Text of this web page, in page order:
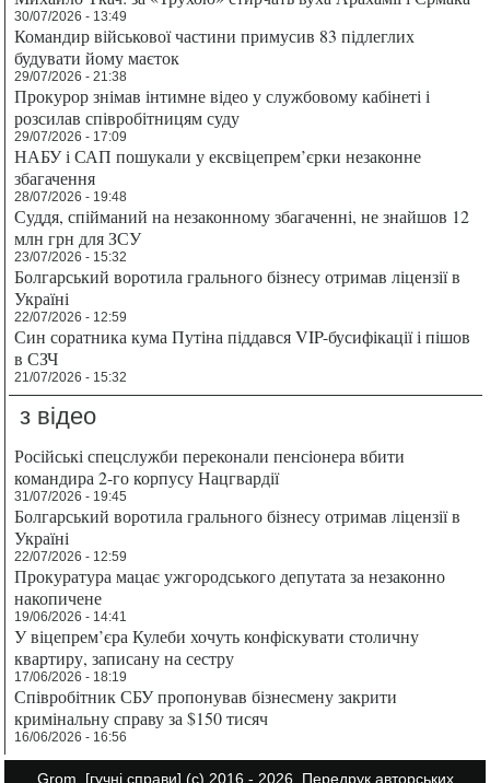
30/07/2026 - 13:49
Командир військової частини примусив 83 підлеглих
будувати йому маєток
29/07/2026 - 21:38
Прокурор знімав інтимне відео у службовому кабінеті і
розсилав співробітницям суду
29/07/2026 - 17:09
НАБУ і САП пошукали у ексвіцепрем’єрки незаконне
збагачення
28/07/2026 - 19:48
Суддя, спійманий на незаконному збагаченні, не знайшов 12
млн грн для ЗСУ
23/07/2026 - 15:32
Болгарський воротила грального бізнесу отримав ліцензії в
Україні
22/07/2026 - 12:59
Син соратника кума Путіна піддався VIP-бусифікації і пішов
в СЗЧ
21/07/2026 - 15:32
з відео
Російські спецслужби переконали пенсіонера вбити
командира 2-го корпусу Нацгвардії
31/07/2026 - 19:45
Болгарський воротила грального бізнесу отримав ліцензії в
Україні
22/07/2026 - 12:59
Прокуратура мацає ужгородського депутата за незаконно
накопичене
19/06/2026 - 14:41
У віцепрем’єра Кулеби хочуть конфіскувати столичну
квартиру, записану на сестру
17/06/2026 - 18:19
Співробітник СБУ пропонував бізнесмену закрити
кримінальну справу за $150 тисяч
16/06/2026 - 16:56
Grom. [гучні справи] (с) 2016 - 2026. Передрук авторських